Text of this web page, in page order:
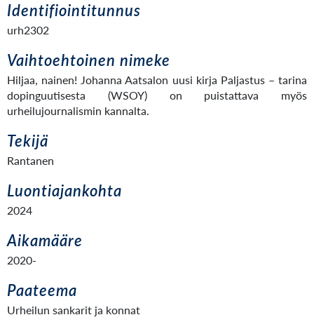
Identifiointitunnus
urh2302
Vaihtoehtoinen nimeke
Hiljaa, nainen! Johanna Aatsalon uusi kirja Paljastus – tarina
dopinguutisesta (WSOY) on puistattava myös
urheilujournalismin kannalta.
Tekijä
Rantanen
Luontiajankohta
2024
Aikamääre
2020-
Paateema
Urheilun sankarit ja konnat